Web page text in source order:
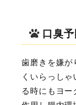
口臭
歯磨きを嫌が
くいらっし
る時にもヨ